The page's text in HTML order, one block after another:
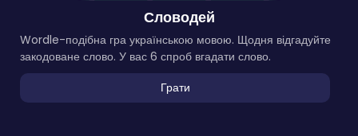
Словодей
Wordle-подібна гра українською мовою. Щодня відгадуйте
закодоване слово. У вас 6 спроб вгадати слово.
Грати